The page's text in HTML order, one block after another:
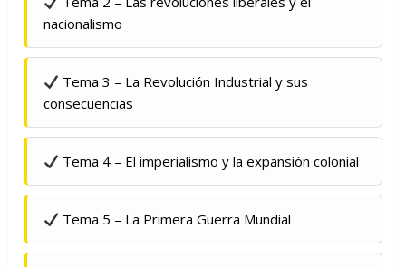
nacionalismo
Tema 3 – La Revolución Industrial y sus
consecuencias
Tema 4 – El imperialismo y la expansión colonial
Tema 5 – La Primera Guerra Mundial